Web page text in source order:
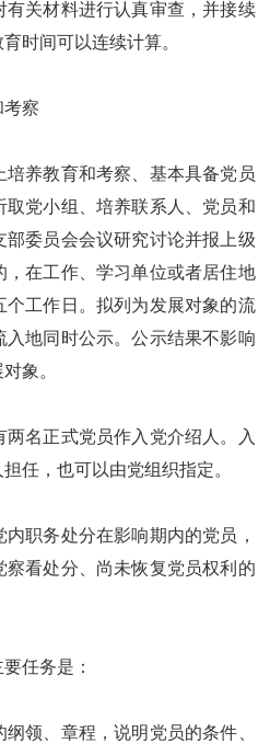
关材料进行认真审查，并接续
时间可以连续计算。
察
养教育和考察、基本具备党员
党小组、培养联系人、党员和
委员会会议研究讨论并报上级
在工作、学习单位或者居住地
工作日。拟列为发展对象的流
地同时公示。公示结果不影响
象。
名正式党员作入党介绍人。入
任，也可以由党组织指定。
职务处分在影响期内的党员，
看处分、尚未恢复党员权利的
任务是：
纲领、章程，说明党员的条件、